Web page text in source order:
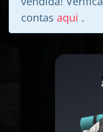
contas aqui .